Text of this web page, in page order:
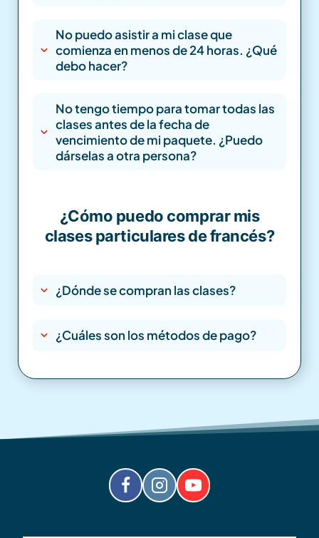
No puedo asistir a mi clase que
comienza en menos de 24 horas. ¿Qué
debo hacer?
No tengo tiempo para tomar todas las
clases antes de la fecha de
vencimiento de mi paquete. ¿Puedo
dárselas a otra persona?
¿Cómo puedo comprar mis
clases particulares de francés?
¿Dónde se compran las clases?
¿Cuáles son los métodos de pago?